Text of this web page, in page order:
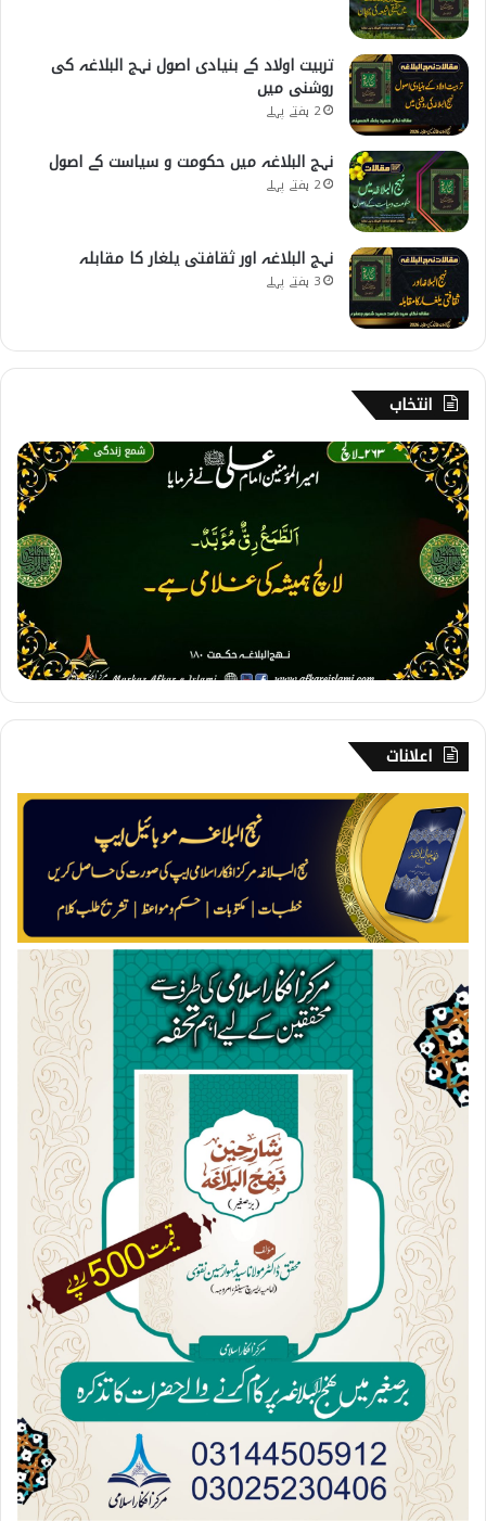
تربیت اولاد کے بنیادی اصول نہج البلاغہ کی
روشنی میں
2 ہفتے پہلے
نہج البلاغہ میں حکومت و سیاست کے اصول
2 ہفتے پہلے
نہج البلاغہ اور ثقافتی یلغار کا مقابلہ
3 ہفتے پہلے
انتخاب
2
6
3
۔
ل
ا
ل
چ
اعلانات